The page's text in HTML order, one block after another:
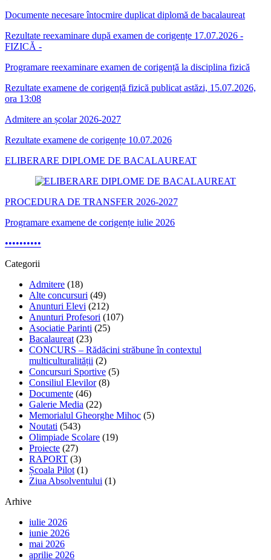
Documente necesare întocmire duplicat diplomă de bacalaureat
Rezultate reexaminare după examen de corigențe 17.07.2026 -
FIZICĂ -
Programare reexaminare examen de corigență la disciplina fizică
Rezultate examene de corigență fizică publicat astăzi, 15.07.2026,
ora 13:08
Admitere an școlar 2026-2027
Rezultate examene de corigențe 10.07.2026
ELIBERARE DIPLOME DE BACALAUREAT
PROCEDURA DE TRANSFER 2026-2027
Programare examene de corigențe iulie 2026
••••••••••
Categorii
Admitere (18)
Alte concursuri (49)
Anunturi Elevi (212)
Anunturi Profesori (107)
Asociatie Parinti (25)
Bacalaureat (23)
CONCURS – Rădăcini străbune în contextul
multiculturalității (2)
Concursuri Sportive (5)
Consiliul Elevilor(8)
Documente (46)
Galerie Media (22)
Memorialul Gheorghe Mihoc (5)
Noutati (543)
Olimpiade Scolare (19)
Proiecte (27)
RAPORT (3)
Școala Pilot (1)
Ziua Absolventului (1)
Arhive
iulie 2026
iunie 2026
mai 2026
aprilie 2026